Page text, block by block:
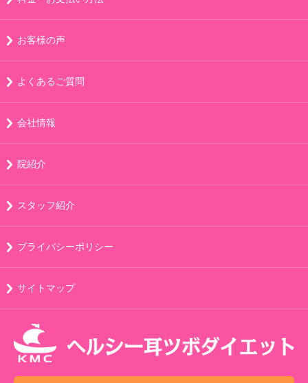
お客様の声
よくあるご質問
会社情報
院紹介
スタッフ紹介
プライバシーポリシー
サイトマップ